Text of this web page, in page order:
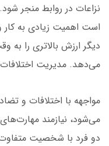
نزاعات در روابط منجر
است اهمیت زیادی به
دیگر ارزش بالاتری را به
می‌دهد. مدیریت
مواجهه با اختلافات و
می‌شود، نیازمند
دو فرد با شخصیت